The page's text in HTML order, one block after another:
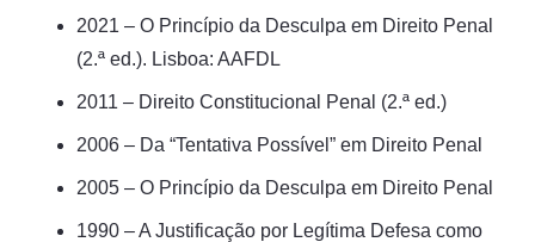
2021 – O Princípio da Desculpa em Direito Penal
(2.ª ed.). Lisboa: AAFDL
2011 – Direito Constitucional Penal (2.ª ed.)
2006 – Da “Tentativa Possível” em Direito Penal
2005 – O Princípio da Desculpa em Direito Penal
1990 – A Justificação por Legítima Defesa como